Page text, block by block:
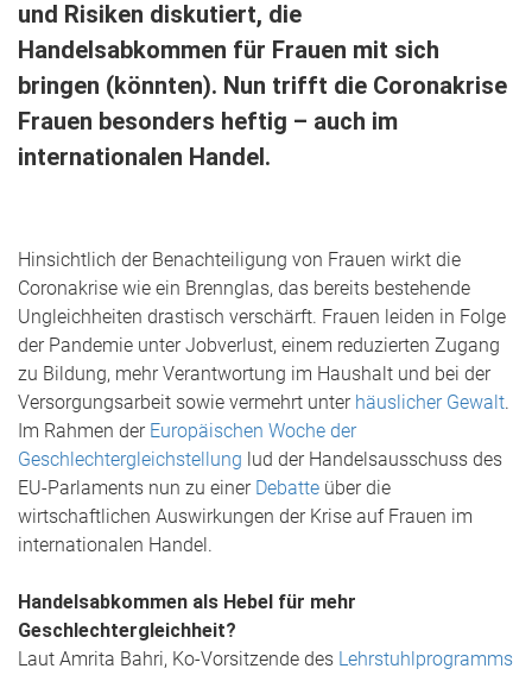
und Risiken diskutiert, die
Handelsabkommen für Frauen mit sich
bringen (könnten). Nun trifft die Coronakrise
Frauen besonders heftig – auch im
internationalen Handel.
Hinsichtlich der Benachteiligung von Frauen wirkt die
Coronakrise wie ein Brennglas, das bereits bestehende
Ungleichheiten drastisch verschärft. Frauen leiden in Folge
der Pandemie unter Jobverlust, einem reduzierten Zugang
zu Bildung, mehr Verantwortung im Haushalt und bei der
Versorgungsarbeit sowie vermehrt unter häuslicher Gewalt.
Im Rahmen der Europäischen Woche der
Geschlechtergleichstellung lud der Handelsausschuss des
EU-Parlaments nun zu einer Debatte über die
wirtschaftlichen Auswirkungen der Krise auf Frauen im
internationalen Handel.
Handelsabkommen als Hebel für mehr
Geschlechtergleichheit?
Laut Amrita Bahri, Ko-Vorsitzende des Lehrstuhlprogramms